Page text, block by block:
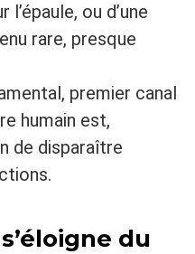
l’épaule, ou d’une
rare, presque
premier canal
humain est,
de disparaître
du